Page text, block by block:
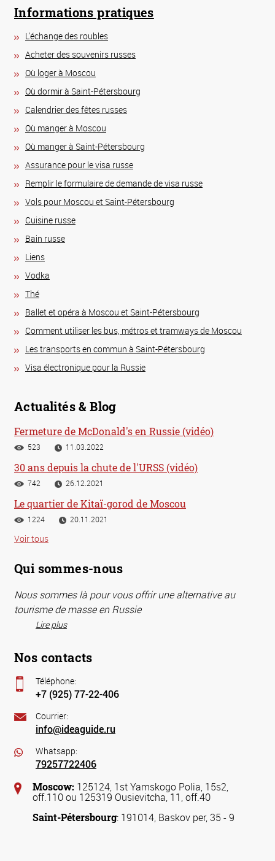
Informations pratiques
L'échange des roubles
Acheter des souvenirs russes
Où loger à Moscou
Où dormir à Saint-Pétersbourg
Calendrier des fêtes russes
Où manger à Moscou
Où manger à Saint-Pétersbourg
Assurance pour le visa russe
Remplir le formulaire de demande de visa russe
Vols pour Moscou et Saint-Pétersbourg
Сuisine russe
Bain russe
Liens
Vodka
Thé
Ballet et opéra à Moscou et Saint-Pétersbourg
Comment utiliser les bus, métros et tramways de Moscou
Les transports en commun à Saint-Pétersbourg
Visa électronique pour la Russie
Actualités & Blog
Fermeture de McDonald's en Russie (vidéo)
523 11.03.2022
30 ans depuis la chute de l'URSS (vidéo)
742 26.12.2021
Le quartier de Kitaï-gorod de Moscou
1224 20.11.2021
Voir tous
Qui sommes-nous
Nous sommes là pour vous offrir une alternative au
tourisme de masse en Russie
Lire plus
Nos contacts
Téléphone:
+7 (925) 77-22-406
Courrier:
info@ideaguide.ru
Whatsapp:
79257722406
Moscow: 125124, 1st Yamskogo Polia, 15s2,
off.110 ou 125319 Ousievitcha, 11, off.40
Saint-Pétersbourg: 191014, Baskov per, 35 - 9